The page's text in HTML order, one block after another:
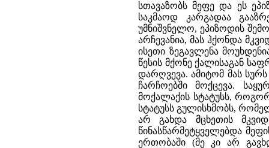
სთავაზობს მეფე და ეს
საკმაოდ კარგადაა
უმნიშვნელო, ეპიზოდის
არჩევანია, მას ჰქონდა
ისეთი ზეგავლენა
წესის მქონე ქალისაგან
დარღვევა. ამიტომ მას
ჩარჩოებში მოქცევა.
მოქალაქის სტატუსს,
სტატუსს გულისხმობს,
არ გახდა მცხეთის
წინასწარმეტყველებდა
ერთობაში (მე კი არ